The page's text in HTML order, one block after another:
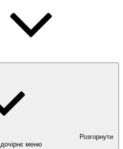
Розгорнути
дочірнє меню